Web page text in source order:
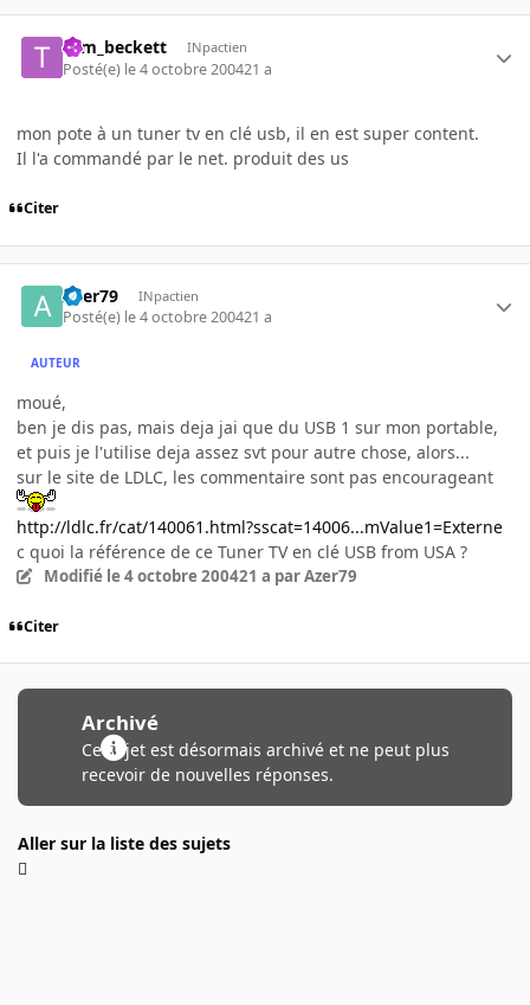
tom_beckett INpactien
Posté(e) le 4 octobre 200421 a
mon pote à un tuner tv en clé usb, il en est super content.
Il l'a commandé par le net. produit des us
Citer
Azer79 INpactien
Posté(e) le 4 octobre 200421 a
AUTEUR
moué,
ben je dis pas, mais deja jai que du USB 1 sur mon portable,
et puis je l'utilise deja assez svt pour autre chose, alors...
sur le site de LDLC, les commentaire sont pas encourageant
http://ldlc.fr/cat/140061.html?sscat=14006...mValue1=Externe
c quoi la référence de ce Tuner TV en clé USB from USA ?
Modifié le 4 octobre 200421 a par Azer79
Citer
Archivé
Ce sujet est désormais archivé et ne peut plus
recevoir de nouvelles réponses.
Aller sur la liste des sujets